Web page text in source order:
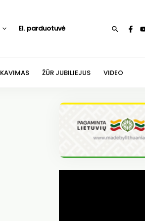
El. parduotuvė Paieška
ŽŪR JUBILIEJUS VIDEO